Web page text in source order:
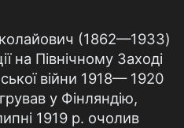
(1862—1933)
на Північному Заході
війни 1918— 1920
у Фінляндію,
1919 р. очолив